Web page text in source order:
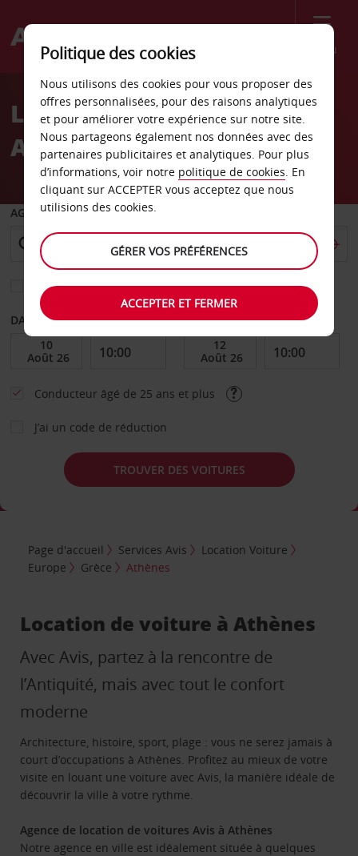
Menu
Welcome
AvisLocation de voiture à
Athènes
AGENCE DE DÉPART
Sélectionnez une autre agence de retour
DATE DE DÉBUT DATE DE FIN
Conducteur âgé de 25 ans et plus
J’ai un code de réduction
TROUVER DES VOITURES
Page d'accueil Services Avis
Location Voiture
Europe
Grèce Athènes
Location de voiture à Athènes
Avec Avis, partez à la rencontre de
l’Antiquité, mais avec tout le confort
moderne
Architecture, histoire, sport, plage : vous ne serez jamais à
court d’occupations à Athènes. Profitez au mieux de votre
visite en louant une voiture avec Avis, la manière idéale de
découvrir la ville à votre rythme.
Agence de location de voitures Avis à Athènes
Notre agence en ville est idéalement située à quelques
Politique des cookies
Nous utilisons des cookies pour vous proposer des
offres personnalisées, pour des raisons analytiques
et pour améliorer votre expérience sur notre site.
Nous partageons également nos données avec des
partenaires publicitaires et analytiques. Pour plus
d’informations, voir notre politique de cookies. En
cliquant sur ACCEPTER vous acceptez que nous
utilisions des cookies.
GÉRER VOS PRÉFÉRENCES
ACCEPTER ET FERMER